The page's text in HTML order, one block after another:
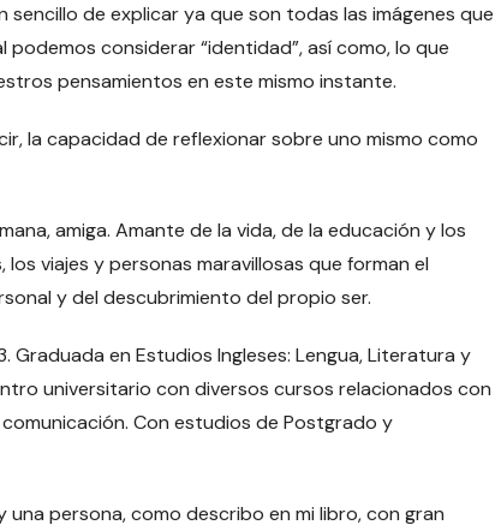
de explicar ya que son todas las imágenes que
considerar “identidad”, así como, lo que
pensamientos en este mismo instante.
la capacidad de reflexionar sobre uno mismo como
amiga. Amante de la vida, de la educación y los
viajes y personas maravillosas que forman el
y del descubrimiento del propio ser.
Graduada en Estudios Ingleses: Lengua, Literatura y
universitario con diversos cursos relacionados con
Con estudios de Postgrado y
una persona, como describo en mi libro, con gran